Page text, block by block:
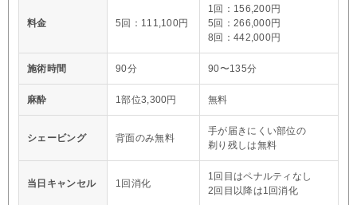
料金 5回：111,100円
1回：156,200円
5回：266,000円
8回：442,000円
施術時間 90分 90〜135分
麻酔 1部位3,300円 無料
シェービング 背面のみ無料
手が届きにくい部位の
剃り残しは無料
当日キャンセル 1回消化
1回目はペナルティなし
2回目以降は1回消化